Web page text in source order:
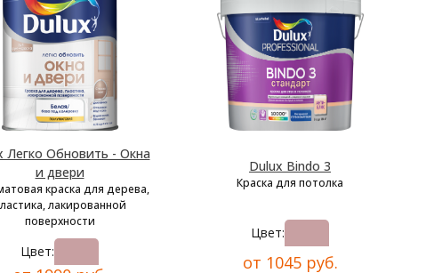
Легко Обновить - Окна
и двери
краска для дерева,
лакированной
поверхности
Цвет:
Dulux Bindo 3
Краска для потолка
Цвет:
от 1045 руб.